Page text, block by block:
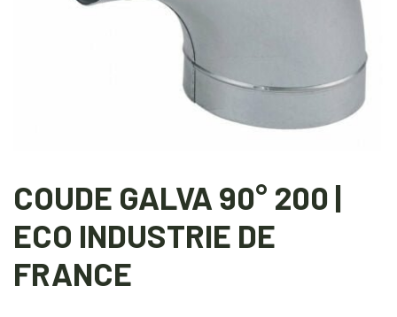
COUDE GALVA 90° 200 |
ECO INDUSTRIE DE
FRANCE